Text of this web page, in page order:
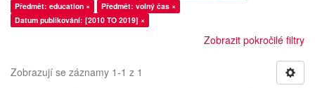
Předmět: education ×
Předmět: volný čas ×
Datum publikování: [2010 TO 2019] ×
Zobrazit pokročilé filtry
Zobrazují se záznamy 1-1 z 1